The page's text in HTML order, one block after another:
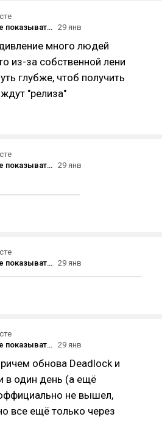
На такое принято не показывать пальцем… 29 янв
много людей
из-за собственной лени
глубже, чтоб получить
"релиза"
На такое принято не показывать пальцем… 29 янв
На такое принято не показывать пальцем… 29 янв
На такое принято не показывать пальцем… 29 янв
обнова Deadlock и
в один день (а ещё
не вышел,
все ещё только через